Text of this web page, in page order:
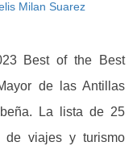
Milan Suarez
Best of the Best
de las Antillas
La lista de 25
de viajes y turismo